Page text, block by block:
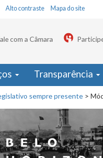
Alto contraste Mapa do site
com a Câmara
Transparência
sempre presente >